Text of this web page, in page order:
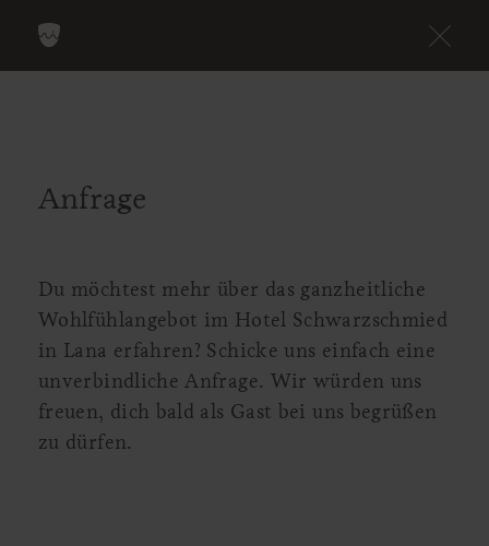
Anfrage
Du möchtest mehr über das ganzheitliche
Wohlfühlangebot im Hotel Schwarzschmied
in Lana erfahren? Schicke uns einfach eine
unverbindliche Anfrage. Wir würden uns
freuen, dich bald als Gast bei uns begrüßen
zu dürfen.